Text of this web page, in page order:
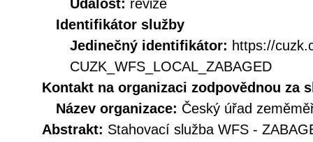
Událost: revize
Identifikátor služby
Jedinečný identifikátor: https://
CUZK_WFS_LOCAL_ZABAGED
Kontakt na organizaci zodpovědnou za
Název organizace: Český úřad
Abstrakt: Stahovací služba WFS -